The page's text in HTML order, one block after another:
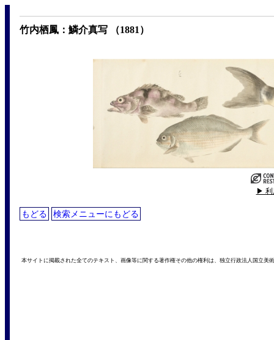
竹内栖鳳：鱗介真写 （1881）
▶ 利
もどる 検索メニューにもどる
本サイトに掲載された全てのテキスト、画像等に関する著作権その他の権利は、独立行政法人国立